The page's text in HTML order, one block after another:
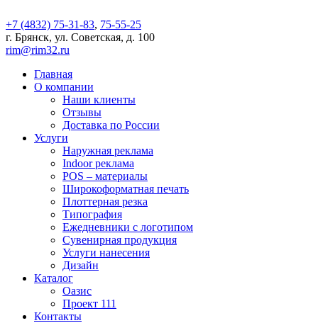
+7 (4832) 75-31-83, 75-55-25
г. Брянск, ул. Советская, д. 100
rim@rim32.ru
Главная
О компании
Наши клиенты
Отзывы
Доставка по России
Услуги
Наружная реклама
Indoor реклама
POS – материалы
Широкоформатная печать
Плоттерная резка
Типография
Ежедневники с логотипом
Сувенирная продукция
Услуги нанесения
Дизайн
Каталог
Оазис
Проект 111
Контакты